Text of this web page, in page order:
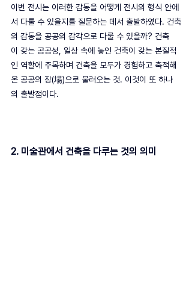
이번 전시는 이러한 감동을 어떻게 전시의 형식 안에
서 다룰 수 있을지를 질문하는 데서 출발하였다. 건축
의 감동을 공공의 감각으로 다룰 수 있을까? 건축
이 갖는 공공성, 일상 속에 놓인 건축이 갖는 본질적
인 역할에 주목하며 건축을 모두가 경험하고 축적해
온 공공의 장(場)으로 불러오는 것. 이것이 또 하나
의 출발점이다.
2. 미술관에서 건축을 다루는 것의 의미